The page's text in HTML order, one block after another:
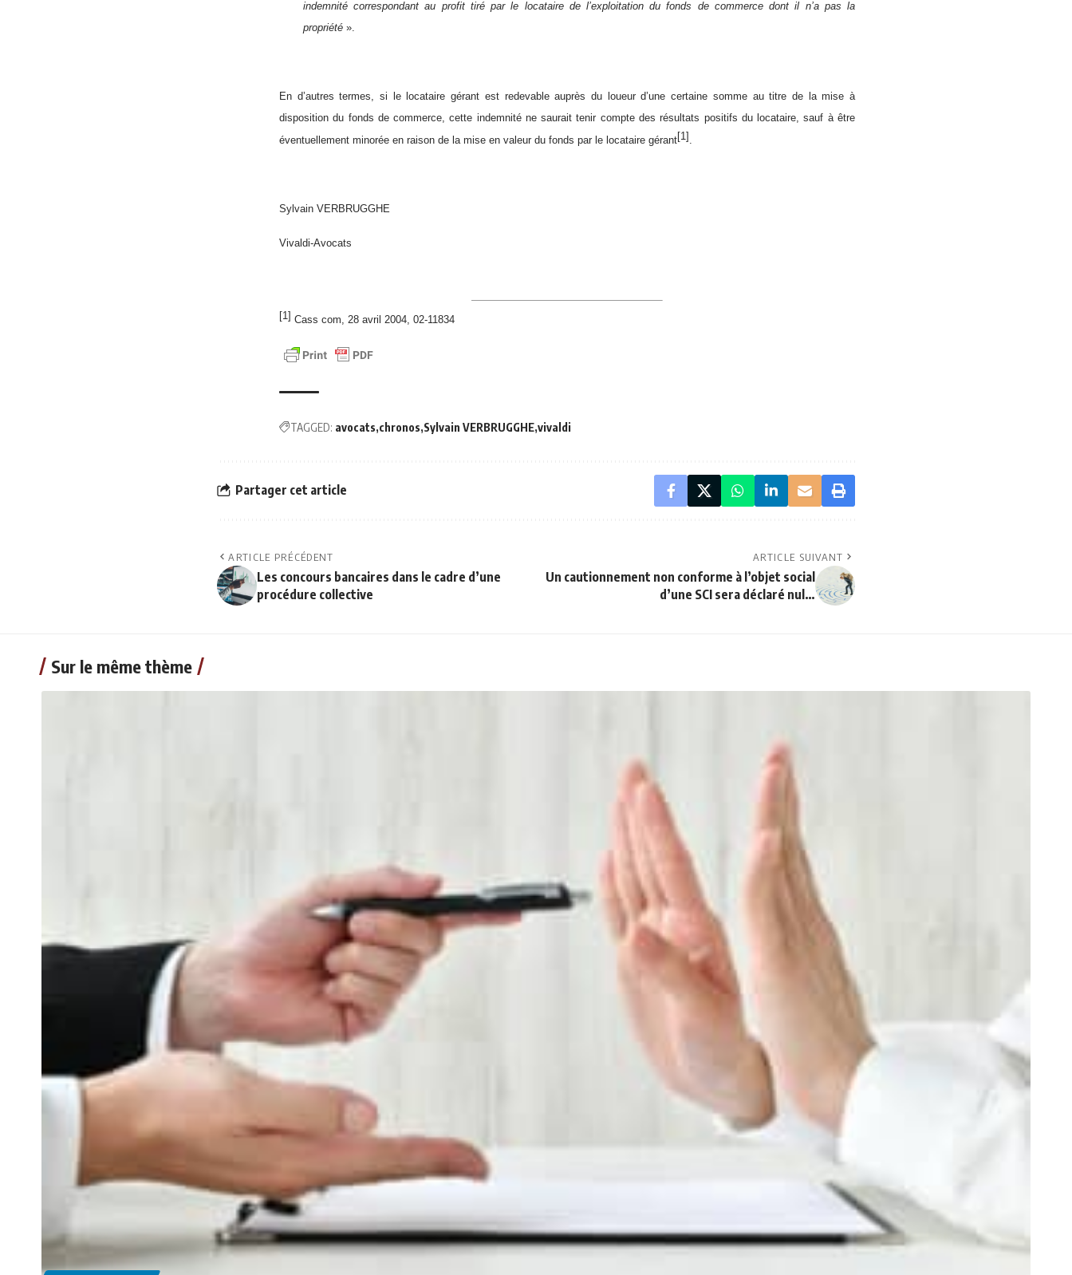
indemnité correspondant au profit tiré par le locataire de l’exploitation du fonds de commerce dont il n’a pas la
propriété ».
En d’autres termes, si le locataire gérant est redevable auprès du loueur d’une certaine somme au titre de la mise à
disposition du fonds de commerce, cette indemnité ne saurait tenir compte des résultats positifs du locataire, sauf à être
éventuellement minorée en raison de la mise en valeur du fonds par le locataire gérant[1] .
Sylvain VERBRUGGHE
Vivaldi-Avocats
[1] Cass com, 28 avril 2004, 02-11834
TAGGED: avocats chronos Sylvain VERBRUGGHE vivaldi
Partager cet article
ARTICLE PRÉCÉDENT
Les concours bancaires dans le cadre d’une
procédure collective
ARTICLE SUIVANT
Un cautionnement non conforme à l’objet social
d’une SCI sera déclaré nul…
Sur le même thème